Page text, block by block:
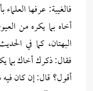
فالغيبة: عرفها
أخاه بما يكره من
البهتان، كما في
فقال: ذكرك أخاك بما
أقول؟ قال: إن كان فيه